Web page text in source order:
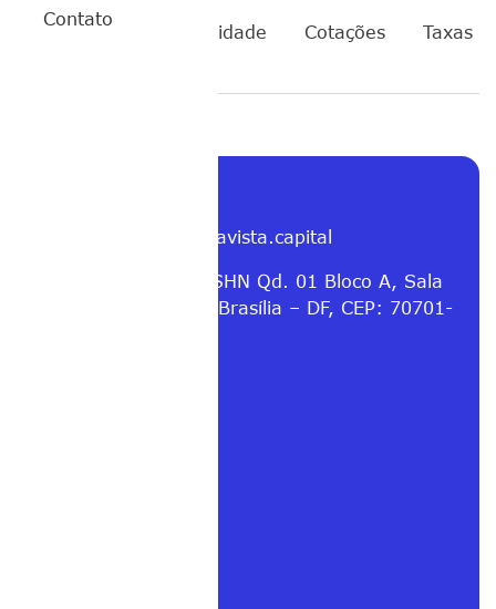
Contato
QQQI11 Rentabilidade Cotações Taxas
E-mail: contato@buenavista.capital
Endereço: Endereço: SHN Qd. 01 Bloco A, Sala
1512, Ed. Le Quartier Brasília – DF, CEP: 70701-